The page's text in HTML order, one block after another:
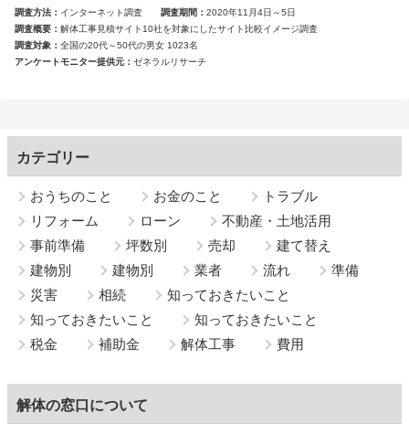
調査方法 インターネット調査 調査期間
2020年11月4日～5日
調査概要
解体工事見積サイト10社を対象にしたサイト比較イメージ調査
調査対象
全国の20代～50代の男女 1023名
アンケートモニター提供元
ゼネラルリサーチ
カテゴリー
おうちのこと お金のこと
トラブル
リフォーム
ローン
不動産・土地活用
事前準備
坪数別 売却
建て替え
建物別
建物別 業者 流れ
準備
災害
相続
知っておきたいこと
知っておきたいこと
知っておきたいこと
税金
補助金 解体工事 費用
解体の窓口について